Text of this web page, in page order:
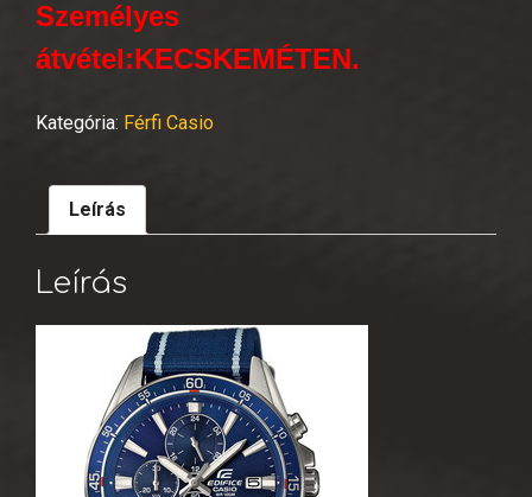
Személyes
átvétel:KECSKEMÉTEN.
Kategória: Férfi Casio
Leírás
Leírás